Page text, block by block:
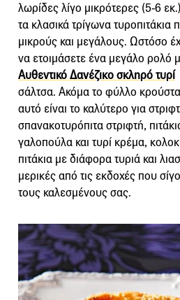
λωρίδες λίγο μικρότερες (5-6
τα κλασικά τρίγωνα τυροπιτάκια
μικρούς και μεγάλους. Ωστόσο
να ετοιμάσετε ένα μεγάλο ρολό
Αυθεντικό Δανέζικο σκληρό τυρί
σάλτσα. Ακόμα το φύλλο κρούστας
αυτό είναι το καλύτερο για
σπανακοτυρόπιτα στριφτή,
γαλοπούλα και τυρί κρέμα,
πιτάκια με διάφορα τυριά και
μερικές από τις εκδοχές που
τους καλεσμένους σας.